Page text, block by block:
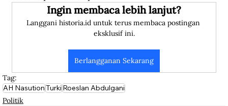
Ingin membaca lebih lanjut?
Langgani historia.id untuk terus membaca postingan
eksklusif ini.
Berlangganan Sekarang
Tag:
AH NasutionTurkiRoeslan Abdulgani
Politik